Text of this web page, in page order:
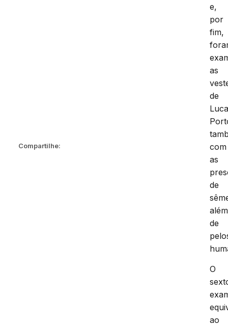
Compartilhe:
e,
por
fim,
as
de
com
as
de
além
de
O
ao